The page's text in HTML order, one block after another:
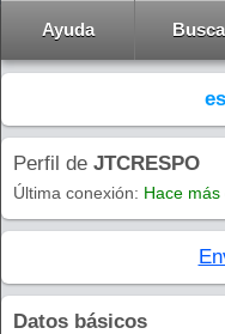
Ayuda
Perfil de JTCRESPO
Última conexión: Hace
Datos básicos